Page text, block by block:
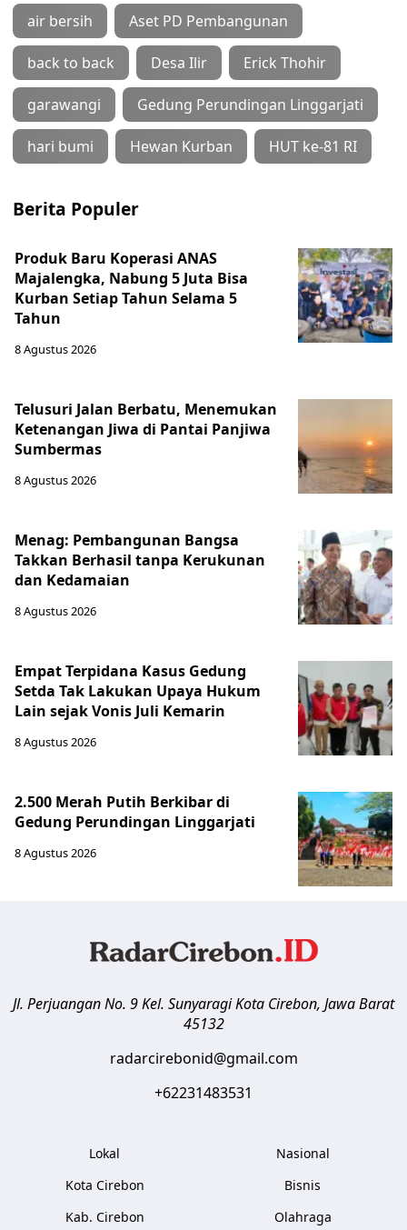
air bersih Aset PD Pembangunan
back to back Desa Ilir Erick Thohir
garawangi Gedung Perundingan Linggarjati
hari bumi Hewan Kurban HUT ke-81 RI
Berita Populer
Produk Baru Koperasi ANAS
Majalengka, Nabung 5 Juta Bisa
Kurban Setiap Tahun Selama 5
Tahun
8 Agustus 2026
Telusuri Jalan Berbatu, Menemukan
Ketenangan Jiwa di Pantai Panjiwa
Sumbermas
8 Agustus 2026
Menag: Pembangunan Bangsa
Takkan Berhasil tanpa Kerukunan
dan Kedamaian
8 Agustus 2026
Empat Terpidana Kasus Gedung
Setda Tak Lakukan Upaya Hukum
Lain sejak Vonis Juli Kemarin
8 Agustus 2026
2.500 Merah Putih Berkibar di
Gedung Perundingan Linggarjati
8 Agustus 2026
Jl. Perjuangan No. 9 Kel. SunyaragiKota Cirebon, Jawa Barat
45132
radarcirebonid@gmail.com
+62231483531
Lokal
Kota Cirebon
Kab. Cirebon
Nasional
Bisnis
Olahraga